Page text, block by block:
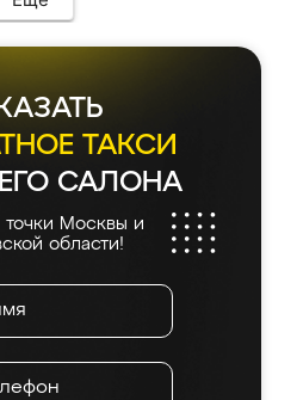
Качеством осталась
так, как и ожидала.
ТАКСИ
САЛОНА
Москвы и
области!